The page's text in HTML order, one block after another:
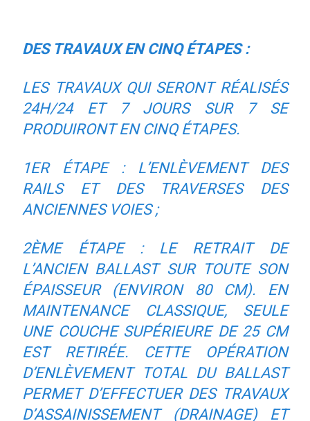
DES TRAVAUX EN CINQ ÉTAPES :
LES TRAVAUX QUI SERONT RÉALISÉS
24H/24 ET 7 JOURS SUR 7 SE
PRODUIRONT EN CINQ ÉTAPES.
1ER ÉTAPE : L’ENLÈVEMENT DES
RAILS ET DES TRAVERSES DES
ANCIENNES VOIES ;
2ÈME ÉTAPE : LE RETRAIT DE
L’ANCIEN BALLAST SUR TOUTE SON
ÉPAISSEUR (ENVIRON 80 CM). EN
MAINTENANCE CLASSIQUE, SEULE
UNE COUCHE SUPÉRIEURE DE 25 CM
EST RETIRÉE. CETTE OPÉRATION
D’ENLÈVEMENT TOTAL DU BALLAST
PERMET D’EFFECTUER DES TRAVAUX
D’ASSAINISSEMENT (DRAINAGE) ET